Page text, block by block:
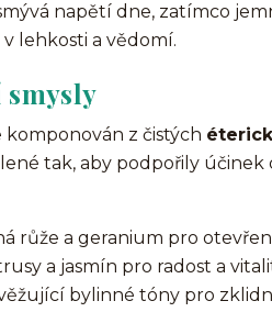
napětí dne, zatímco
lehkosti a vědomí.
komponován z čistých
tak, aby podpořily účinek
růže a geranium pro
a jasmín pro radost a
bylinné tóny pro